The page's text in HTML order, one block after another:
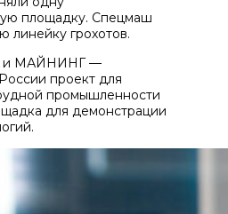
площадку. Спецмаш
линейку грохотов.
и МАЙНИНГ —
проект для
промышленности
для демонстрации